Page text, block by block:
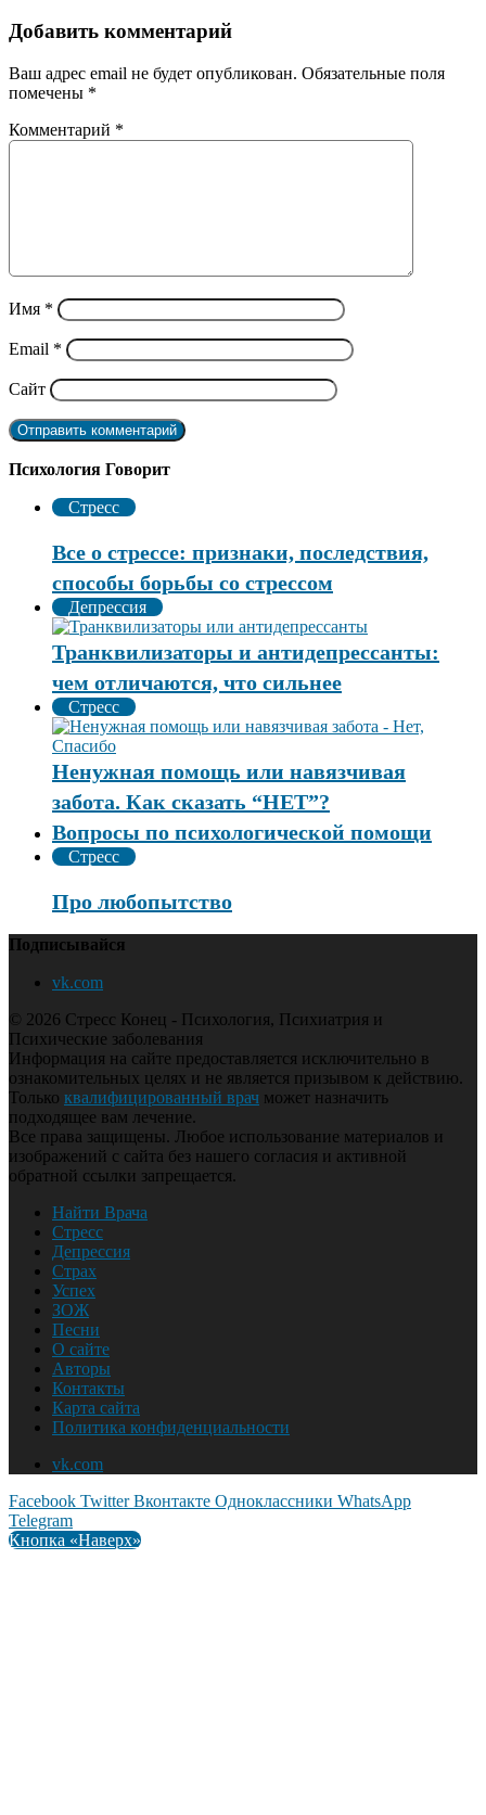
Добавить комментарий
Ваш адрес email не будет опубликован. Обязательные поля
помечены *
Комментарий *
Имя *
Email *
Сайт
Психология Говорит
Стресс
Все о стрессе: признаки, последствия,
способы борьбы со стрессом
Депрессия
Транквилизаторы и антидепрессанты:
чем отличаются, что сильнее
Стресс
Ненужная помощь или навязчивая
забота. Как сказать “НЕТ”?
Вопросы по психологической помощи
Стресс
Про любопытство
Подписывайся
vk.com
© 2026 Стресс Конец - Психология, Психиатрия и
Психические заболевания
Информация на сайте предоставляется исключительно в
ознакомительных целях и не является призывом к действию.
Только квалифицированный врач может назначить
подходящее вам лечение.
Все права защищены. Любое использование материалов и
изображений с сайта без нашего согласия и активной
обратной ссылки запрещается.
Найти Врача
Стресс
Депрессия
Страх
Успех
ЗОЖ
Песни
О сайте
Авторы
Контакты
Карта сайта
Политика конфиденциальности
vk.com
Facebook Twitter Вконтакте Одноклассники WhatsApp
Telegram
Кнопка «Наверх»